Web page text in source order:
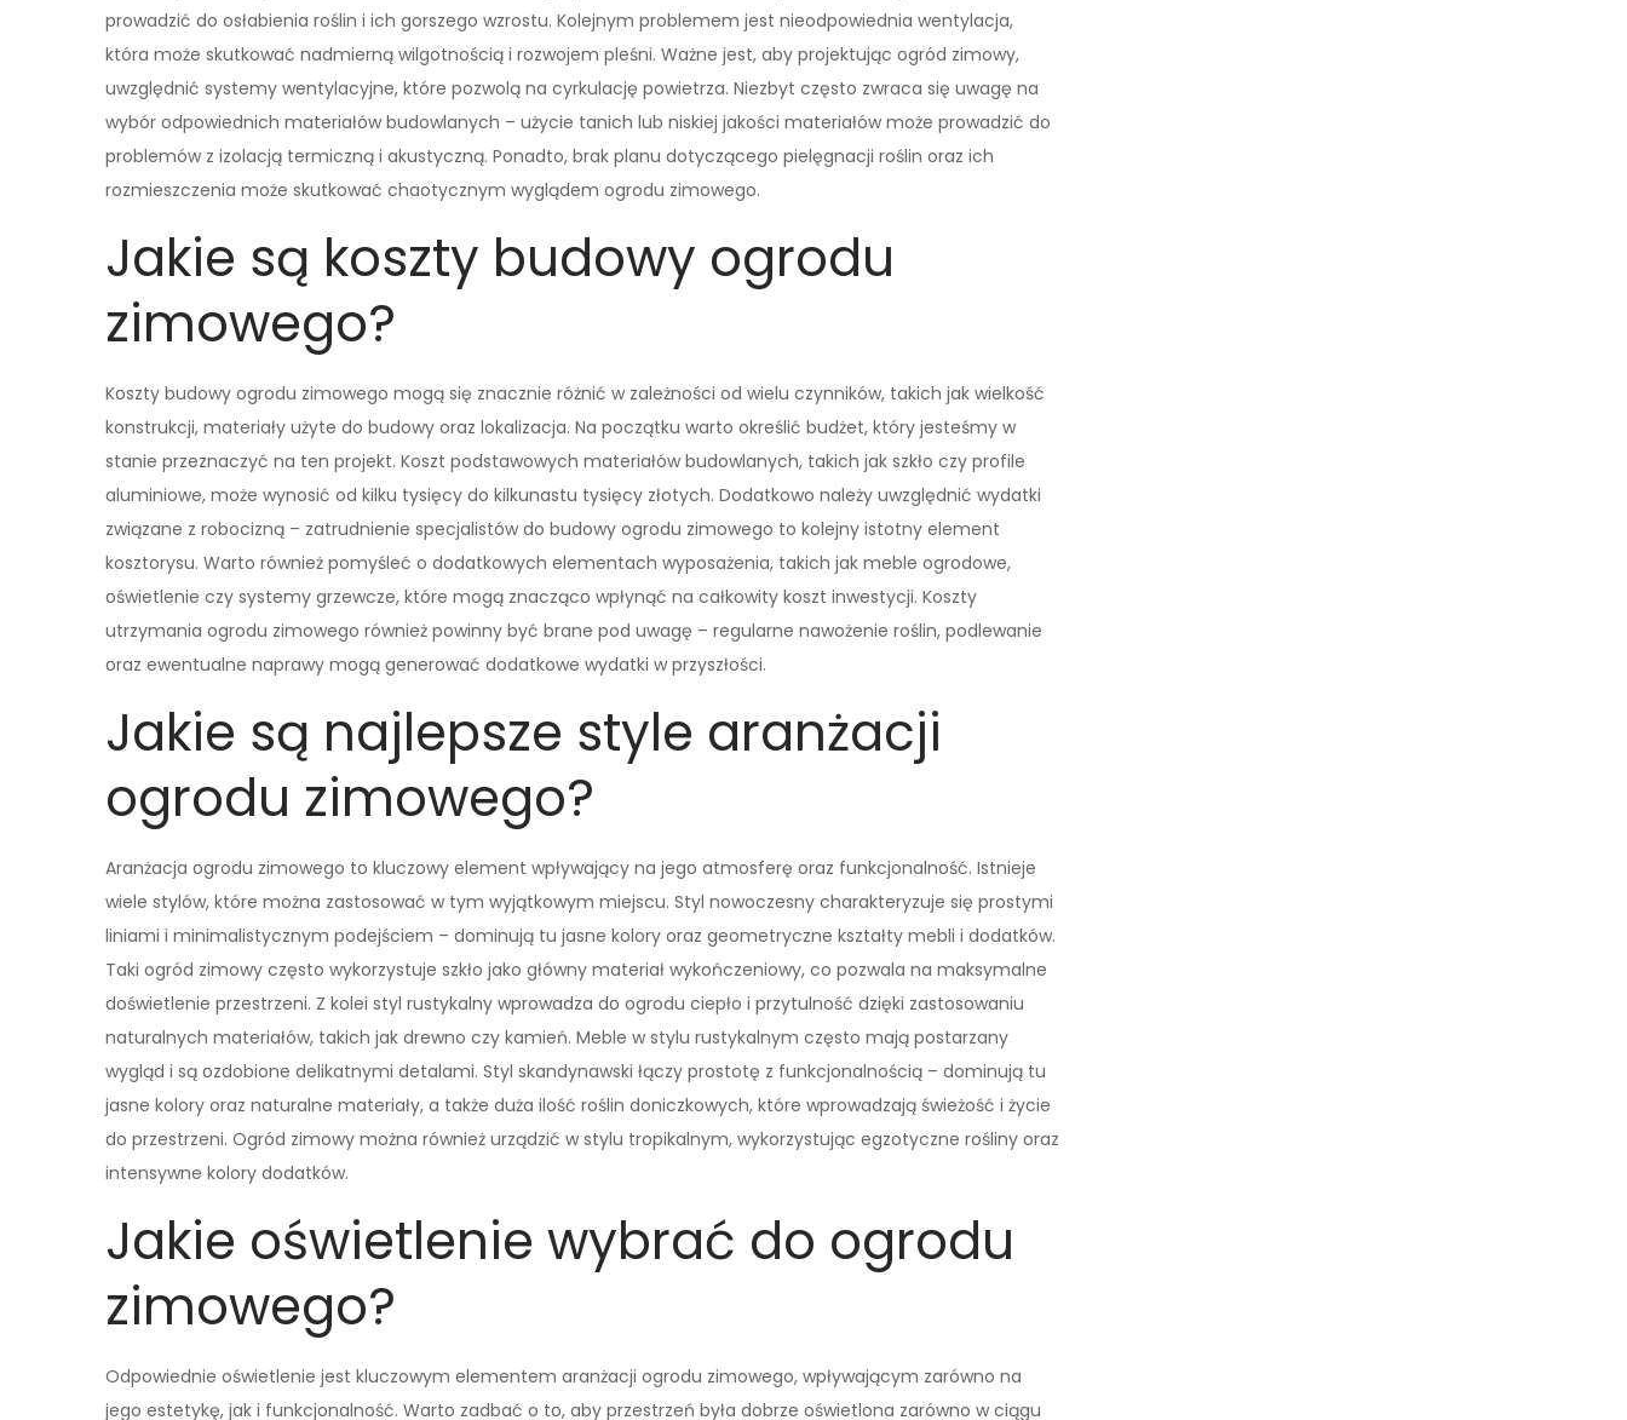
prowadzić do osłabienia roślin i ich gorszego wzrostu. Kolejnym problemem jest nieodpowiednia wentylacja,
która może skutkować nadmierną wilgotnością i rozwojem pleśni. Ważne jest, aby projektując ogród zimowy,
uwzględnić systemy wentylacyjne, które pozwolą na cyrkulację powietrza. Niezbyt często zwraca się uwagę na
wybór odpowiednich materiałów budowlanych – użycie tanich lub niskiej jakości materiałów może prowadzić do
problemów z izolacją termiczną i akustyczną. Ponadto, brak planu dotyczącego pielęgnacji roślin oraz ich
rozmieszczenia może skutkować chaotycznym wyglądem ogrodu zimowego.
Jakie są koszty budowy ogrodu
zimowego?
Koszty budowy ogrodu zimowego mogą się znacznie różnić w zależności od wielu czynników, takich jak wielkość
konstrukcji, materiały użyte do budowy oraz lokalizacja. Na początku warto określić budżet, który jesteśmy w
stanie przeznaczyć na ten projekt. Koszt podstawowych materiałów budowlanych, takich jak szkło czy profile
aluminiowe, może wynosić od kilku tysięcy do kilkunastu tysięcy złotych. Dodatkowo należy uwzględnić wydatki
związane z robocizną – zatrudnienie specjalistów do budowy ogrodu zimowego to kolejny istotny element
kosztorysu. Warto również pomyśleć o dodatkowych elementach wyposażenia, takich jak meble ogrodowe,
oświetlenie czy systemy grzewcze, które mogą znacząco wpłynąć na całkowity koszt inwestycji. Koszty
utrzymania ogrodu zimowego również powinny być brane pod uwagę – regularne nawożenie roślin, podlewanie
oraz ewentualne naprawy mogą generować dodatkowe wydatki w przyszłości.
Jakie są najlepsze style aranżacji
ogrodu zimowego?
Aranżacja ogrodu zimowego to kluczowy element wpływający na jego atmosferę oraz funkcjonalność. Istnieje
wiele stylów, które można zastosować w tym wyjątkowym miejscu. Styl nowoczesny charakteryzuje się prostymi
liniami i minimalistycznym podejściem – dominują tu jasne kolory oraz geometryczne kształty mebli i dodatków.
Taki ogród zimowy często wykorzystuje szkło jako główny materiał wykończeniowy, co pozwala na maksymalne
doświetlenie przestrzeni. Z kolei styl rustykalny wprowadza do ogrodu ciepło i przytulność dzięki zastosowaniu
naturalnych materiałów, takich jak drewno czy kamień. Meble w stylu rustykalnym często mają postarzany
wygląd i są ozdobione delikatnymi detalami. Styl skandynawski łączy prostotę z funkcjonalnością – dominują tu
jasne kolory oraz naturalne materiały, a także duża ilość roślin doniczkowych, które wprowadzają świeżość i życie
do przestrzeni. Ogród zimowy można również urządzić w stylu tropikalnym, wykorzystując egzotyczne rośliny oraz
intensywne kolory dodatków.
Jakie oświetlenie wybrać do ogrodu
zimowego?
Odpowiednie oświetlenie jest kluczowym elementem aranżacji ogrodu zimowego, wpływającym zarówno na
jego estetykę, jak i funkcjonalność. Warto zadbać o to, aby przestrzeń była dobrze oświetlona zarówno w ciągu